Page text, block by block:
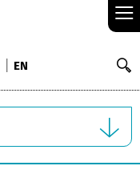
≡
EN